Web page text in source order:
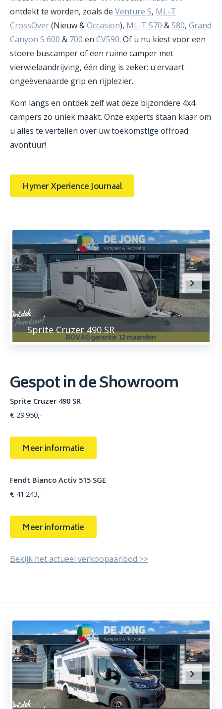
ontdekt te worden, zoals de Venture S, ML-T
CrossOver(Nieuw &Occasion), ML-T 570 &580, Grand
Canyon S 600 & 700 en CV590. Of u nu kiest voor een
stoere buscamper of een ruime camper met
vierwielaandrijving, één ding is zeker: u ervaart
ongeëvenaarde grip en rijplezier.
Kom langs en ontdek zelf wat deze bijzondere 4x4
campers zo uniek maakt. Onze experts staan klaar om
u alles te vertellen over uw toekomstige offroad
avontuur!
Hymer Xperience Journaal
Sprite Cruzer 490 SR
Gespot in de Showroom
Sprite Cruzer 490 SR
€ 29.950,-
Meer informatie
Fendt Bianco Activ 515 SGE
€ 41.243,-
Meer informatie
Bekijk het actueel verkoopaanbod >>